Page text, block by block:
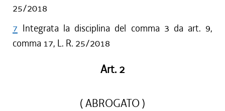
25/2018
7 Integrata la disciplina del comma 3 da art. 9,
comma 17, L. R. 25/2018
Art. 2
( ABROGATO )